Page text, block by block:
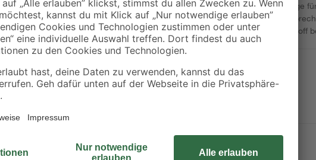
Bei einem einmaligen Anstrich reicht diese Menge
empfehlen allerdings 2 Farbaufträge für ein
kannst du mit der Farbe Holz, Metall und Kunststoff
2H-Isothiazol-3-on. Kann allergische Reaktionen hervorrufen.